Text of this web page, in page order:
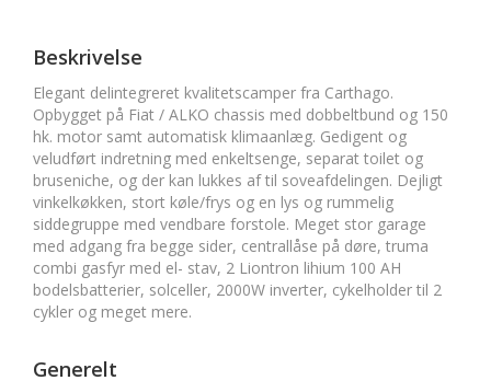
Beskrivelse
Elegant delintegreret kvalitetscamper fra Carthago.
Opbygget på Fiat / ALKO chassis med dobbeltbund og 150
hk. motor samt automatisk klimaanlæg. Gedigent og
veludført indretning med enkeltsenge, separat toilet og
bruseniche, og der kan lukkes af til soveafdelingen. Dejligt
vinkelkøkken, stort køle/frys og en lys og rummelig
siddegruppe med vendbare forstole. Meget stor garage
med adgang fra begge sider, centrallåse på døre, truma
combi gasfyr med el- stav, 2 Liontron lihium 100 AH
bodelsbatterier, solceller, 2000W inverter, cykelholder til 2
cykler og meget mere.
Generelt